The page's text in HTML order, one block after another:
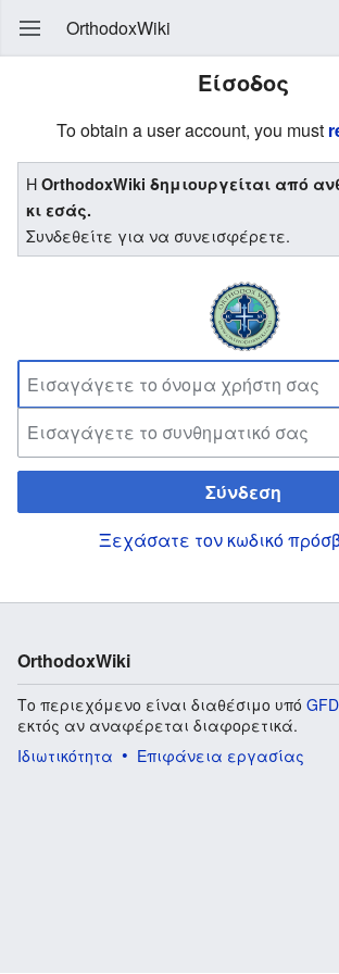
OrthodoxWiki
Είσοδος
To obtain a user account, you must
ΗOrthodoxWiki δημιουργείται από
κι εσάς.
Συνδεθείτε για να συνεισφέρετε.
Σύνδεση
Ξεχάσατε τον κωδικό
OrthodoxWiki
Το περιεχόμενο είναι διαθέσιμο υπό
εκτός αν αναφέρεται διαφορετικά.
Ιδιωτικότητα
Επιφάνεια εργασίας